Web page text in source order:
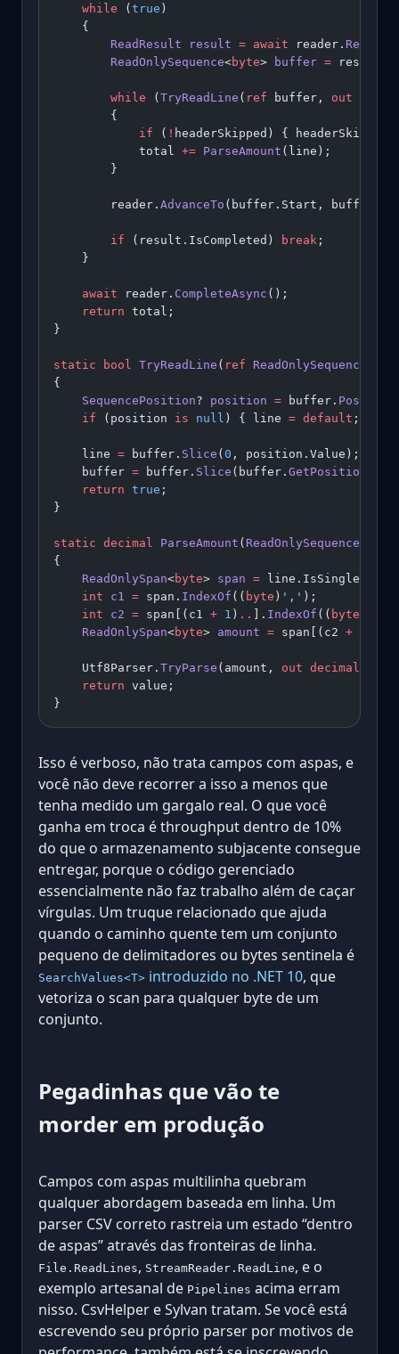
    while
( true )
    {
        ReadResult
result = await reader.
        ReadOnlySequence
<byte> buffer =
        while
( TryReadLine ( ref buffer, out
        {
            if
( ! headerSkipped) { headerSkipped
            total
+= ParseAmount (line);
        }
        reader.
AdvanceTo (buffer.Start,
        if
(result.IsCompleted) break ;
    }
    await
reader. CompleteAsync ();
    return
total;
}
static bool TryReadLine ( ref ReadOnlySequence
{
    SequencePosition
? position = buffer.
    if
(position is null ) { line = default ;
    line
= buffer. Slice ( 0 , position.Value);
    buffer
= buffer. Slice (buffer. GetPosition
    return
true ;
}
static decimal ParseAmount ( ReadOnlySequence
{
    ReadOnlySpan
<byte> span =
    int
c1 = span. IndexOf (( byte ) ',' );
    int
c2 = span[(c1 + 1 ) .. ]. IndexOf (( byte
    ReadOnlySpan
<byte> amount = span[(c2 +
    Utf8Parser.
TryParse (amount, out decimal
    return
value;
}
Isso é verboso, não trata campos com aspas, e
você não deve recorrer a isso a menos que
tenha medido um gargalo real. O que você
ganha em troca é throughput dentro de 10%
do que o armazenamento subjacente consegue
entregar, porque o código gerenciado
essencialmente não faz trabalho além de caçar
vírgulas. Um truque relacionado que ajuda
quando o caminho quente tem um conjunto
pequeno de delimitadores ou bytes sentinela é
SearchValues<T> introduzido no .NET 10, que
vetoriza o scan para qualquer byte de um
conjunto.
Pegadinhas que vão te
morder em produção
Campos com aspas multilinha quebram
qualquer abordagem baseada em linha. Um
parser CSV correto rastreia um estado “dentro
de aspas” através das fronteiras de linha.
File.ReadLines, StreamReader.ReadLine, e o
exemplo artesanal de Pipelines acima erram
nisso. CsvHelper e Sylvan tratam. Se você está
escrevendo seu próprio parser por motivos de